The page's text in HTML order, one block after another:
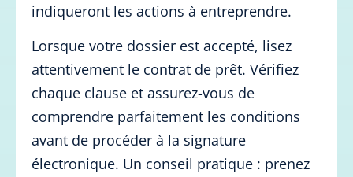
indiqueront les actions à entreprendre.
Lorsque votre dossier est accepté, lisez
attentivement le contrat de prêt. Vérifiez
chaque clause et assurez-vous de
comprendre parfaitement les conditions
avant de procéder à la signature
électronique. Un conseil pratique : prenez